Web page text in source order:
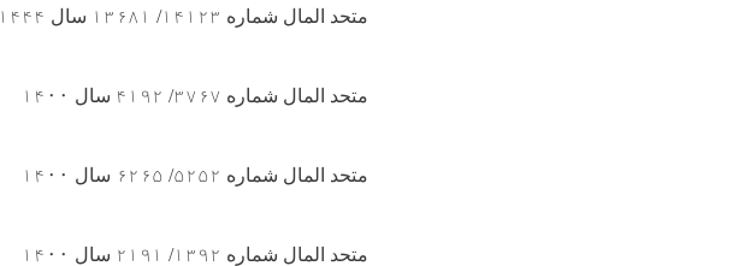
متحد المال شماره ۱۴۱۲۳/ سال ۱۴۴۴
متحد المال شماره ۳۷۶۷/ سال ۱۴۰۰
متحد المال شماره ۵۲۵۲/ سال ۱۴۰۰
متحد المال شماره ۱۳۹۲/ سال ۱۴۰۰